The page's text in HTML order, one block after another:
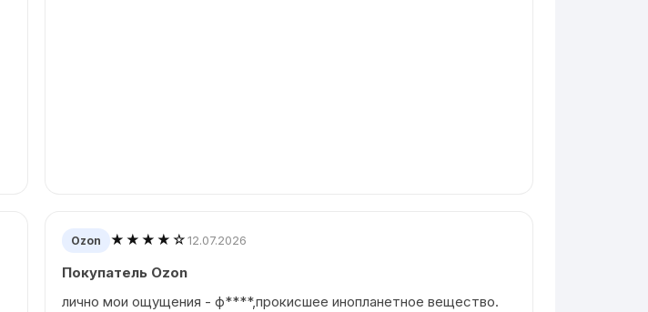
Ozon ★★★★☆12.07.2026
Покупатель Ozon
лично мои ощущения - ф****,прокисшее инопланетное вещество.